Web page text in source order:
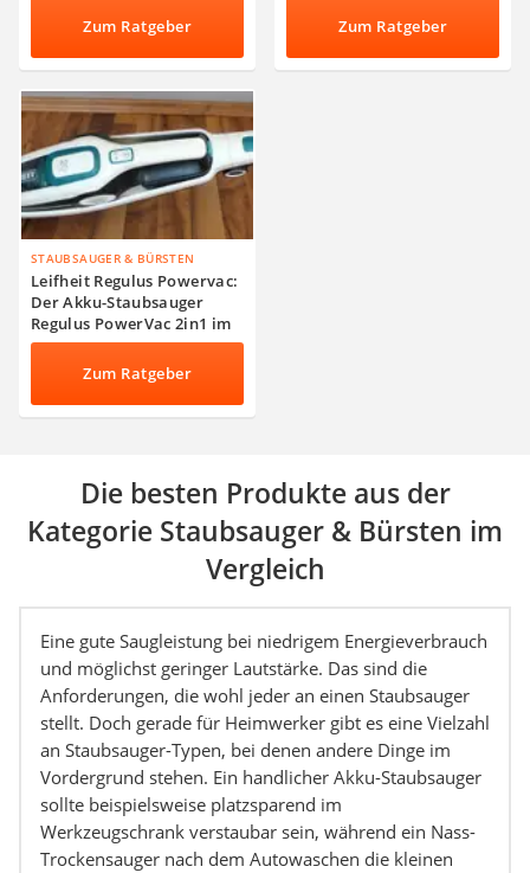
Zum Ratgeber Zum Ratgeber
STAUBSAUGER & BÜRSTEN
Leifheit Regulus Powervac:
Der Akku-Staubsauger
Regulus PowerVac 2in1 im
Test
Zum Ratgeber
Die besten Produkte aus der
Kategorie Staubsauger & Bürsten im
Vergleich
Eine gute Saugleistung bei niedrigem Energieverbrauch
und möglichst geringer Lautstärke. Das sind die
Anforderungen, die wohl jeder an einen Staubsauger
stellt. Doch gerade für Heimwerker gibt es eine Vielzahl
an Staubsauger-Typen, bei denen andere Dinge im
Vordergrund stehen. Ein handlicher Akku-Staubsauger
sollte beispielsweise platzsparend im
Werkzeugschrank verstaubar sein, während ein Nass-
Trockensauger nach dem Autowaschen die kleinen